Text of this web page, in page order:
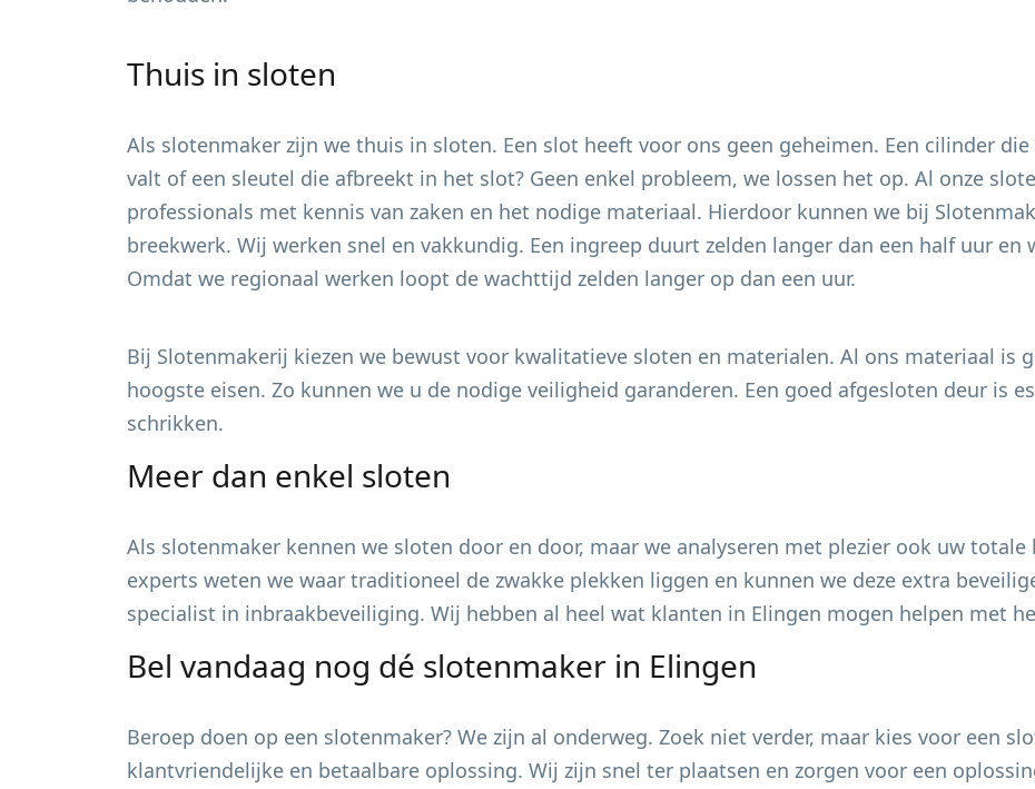
Thuis in sloten
Als slotenmaker zijn we thuis in sloten. Een slot heeft voor ons geen geheimen. Een cilinder
valt of een sleutel die afbreekt in het slot? Geen enkel probleem, we lossen het op. Al onze
professionals met kennis van zaken en het nodige materiaal. Hierdoor kunnen we bij
breekwerk. Wij werken snel en vakkundig. Een ingreep duurt zelden langer dan een half uur en
Omdat we regionaal werken loopt de wachttijd zelden langer op dan een uur.
Bij Slotenmakerij kiezen we bewust voor kwalitatieve sloten en materialen. Al ons materiaal is
hoogste eisen. Zo kunnen we u de nodige veiligheid garanderen. Een goed afgesloten deur is
schrikken.
Meer dan enkel sloten
Als slotenmaker kennen we sloten door en door, maar we analyseren met plezier ook uw
experts weten we waar traditioneel de zwakke plekken liggen en kunnen we deze extra
specialist in inbraakbeveiliging. Wij hebben al heel wat klanten in Elingen mogen helpen met
Bel vandaag nog dé slotenmaker in Elingen
Beroep doen op een slotenmaker? We zijn al onderweg. Zoek niet verder, maar kies voor een
klantvriendelijke en betaalbare oplossing. Wij zijn snel ter plaatsen en zorgen voor een